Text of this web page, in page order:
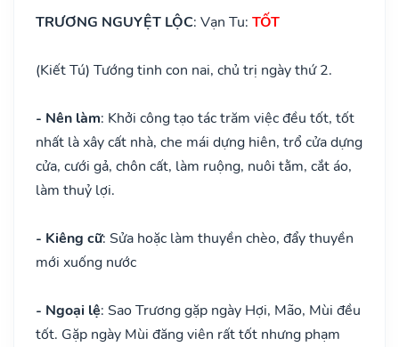
TRƯƠNG NGUYỆT LỘC: Vạn Tu: TỐT
(Kiết Tú) Tướng tinh con nai, chủ trị ngày thứ 2.
- Nên làm: Khởi công tạo tác trăm việc đều tốt, tốt
nhất là xây cất nhà, che mái dựng hiên, trổ cửa dựng
cửa, cưới gả, chôn cất, làm ruộng, nuôi tằm, cắt áo,
làm thuỷ lợi.
- Kiêng cữ: Sửa hoặc làm thuyền chèo, đẩy thuyền
mới xuống nước
- Ngoại lệ: Sao Trương gặp ngày Hợi, Mão, Mùi đều
tốt. Gặp ngày Mùi đăng viên rất tốt nhưng phạm